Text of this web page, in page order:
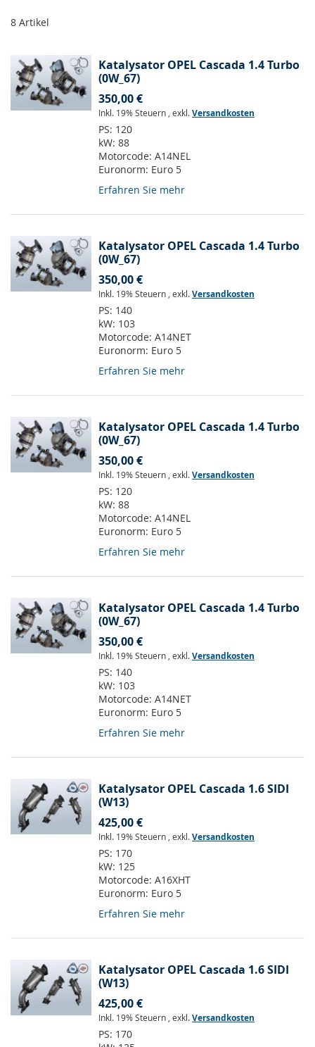
8 Artikel
Katalysator OPEL Cascada 1.4 Turbo
(0W_67)
350,00 €
Inkl. 19% Steuern , exkl.Versandkosten
PS: 120
kW: 88
Motorcode: A14NEL
Euronorm: Euro 5
Erfahren Sie mehr
Katalysator OPEL Cascada 1.4 Turbo
(0W_67)
350,00 €
Inkl. 19% Steuern , exkl.Versandkosten
PS: 140
kW: 103
Motorcode: A14NET
Euronorm: Euro 5
Erfahren Sie mehr
Katalysator OPEL Cascada 1.4 Turbo
(0W_67)
350,00 €
Inkl. 19% Steuern , exkl.Versandkosten
PS: 120
kW: 88
Motorcode: A14NEL
Euronorm: Euro 5
Erfahren Sie mehr
Katalysator OPEL Cascada 1.4 Turbo
(0W_67)
350,00 €
Inkl. 19% Steuern , exkl.Versandkosten
PS: 140
kW: 103
Motorcode: A14NET
Euronorm: Euro 5
Erfahren Sie mehr
Katalysator OPEL Cascada 1.6 SIDI
(W13)
425,00 €
Inkl. 19% Steuern , exkl.Versandkosten
PS: 170
kW: 125
Motorcode: A16XHT
Euronorm: Euro 5
Erfahren Sie mehr
Katalysator OPEL Cascada 1.6 SIDI
(W13)
425,00 €
Inkl. 19% Steuern , exkl.Versandkosten
PS: 170